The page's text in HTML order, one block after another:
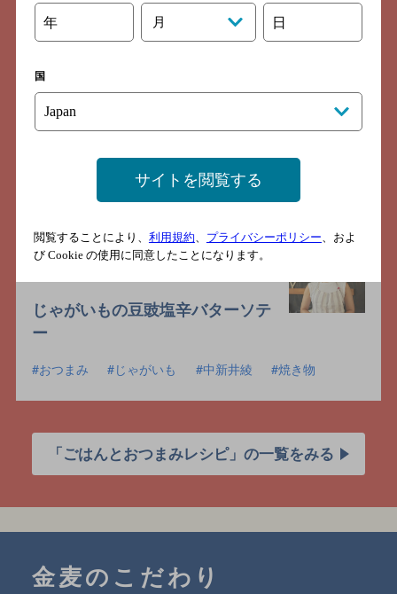
じゃがいもの豆豉塩辛バターソテ
ー
おつまみ じゃがいも 中新井綾 焼き物
「ごはんとおつまみレシピ」の一覧をみる
金麦のこだわり
年 月 日
国
サイトを閲覧する
閲覧することにより、 利用規約、 プライバシーポリシー、およ
び Cookie の使用に同意したことになります。